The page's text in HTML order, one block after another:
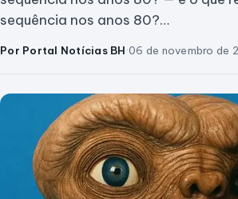
sequência nos anos 80?…
Por Portal Notícias BH·06 de novembro de